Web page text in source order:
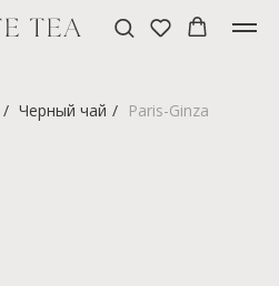
/ Черный чай / Paris-Ginza